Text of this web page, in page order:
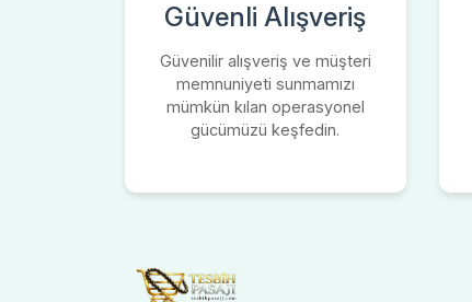
Güvenli Alışveriş
Güvenilir alışveriş ve müşteri
memnuniyeti sunmamızı
mümkün kılan operasyonel
gücümüzü keşfedin.